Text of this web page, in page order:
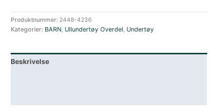
Produktnummer: 2448-4236
Kategorier: BARN, Ullundertøy Overdel, Undertøy
Beskrivelse